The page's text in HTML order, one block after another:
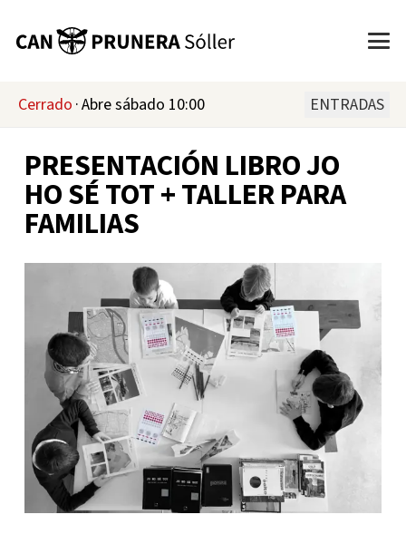
Cerrado ·Abre sábado 10:00 ENTRADAS
PRESENTACIÓN LIBRO JO
HO SÉ TOT + TALLER PARA
FAMILIAS